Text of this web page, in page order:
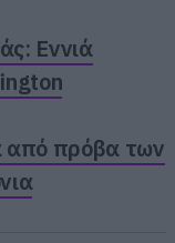
Εννιά
από πρόβα των